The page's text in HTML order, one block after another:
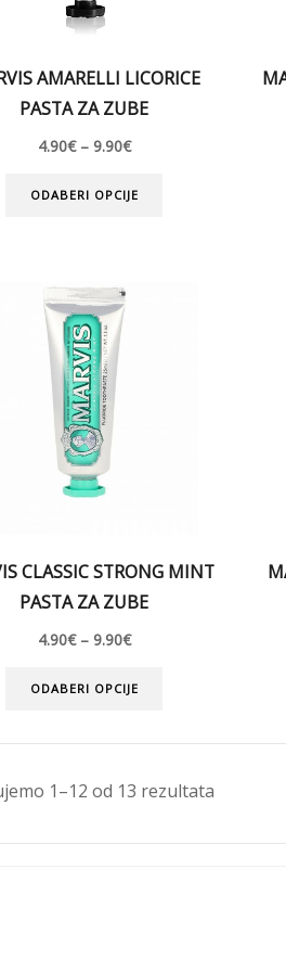
AMARELLI LICORICE
PASTA ZA ZUBE
4.90€– 9.90€
ODABERI OPCIJE
CLASSIC STRONG MINT
PASTA ZA ZUBE
4.90€– 9.90€
ODABERI OPCIJE
1–12 od 13 rezultata